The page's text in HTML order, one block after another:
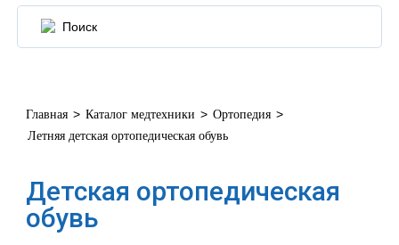
Главная > Каталог медтехники > Ортопедия >
Летняя детская ортопедическая обувь
Детская ортопедическая
обувь